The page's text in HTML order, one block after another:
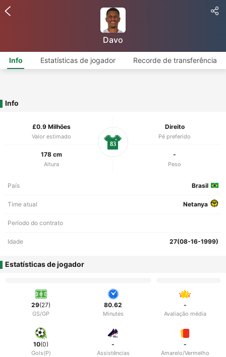
Davo
Info Estatísticas de jogador Recorde de transferência
Info
£0.9 Milhões
Valor estimado
Direito
Pé preferido
178 cm
Altura
-
Peso
83
País Brasil
Time atual Netanya
Período do contrato
Idade 27(08-16-1999)
Estatísticas de jogador
29(27)
GS/GP
80.62
Minutes
-
Avaliação média
10(0)
Gols(P)
-
Assistências
-
Amarelo/Vermelho